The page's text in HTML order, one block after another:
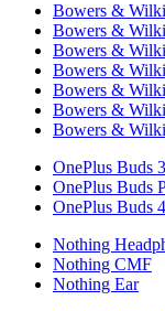
Bowers &
Bowers &
Bowers &
Bowers &
Bowers &
Bowers &
Bowers &
OnePlus Buds 3
OnePlus Buds
OnePlus Buds 4
Nothing
Nothing CMF
Nothing Ear